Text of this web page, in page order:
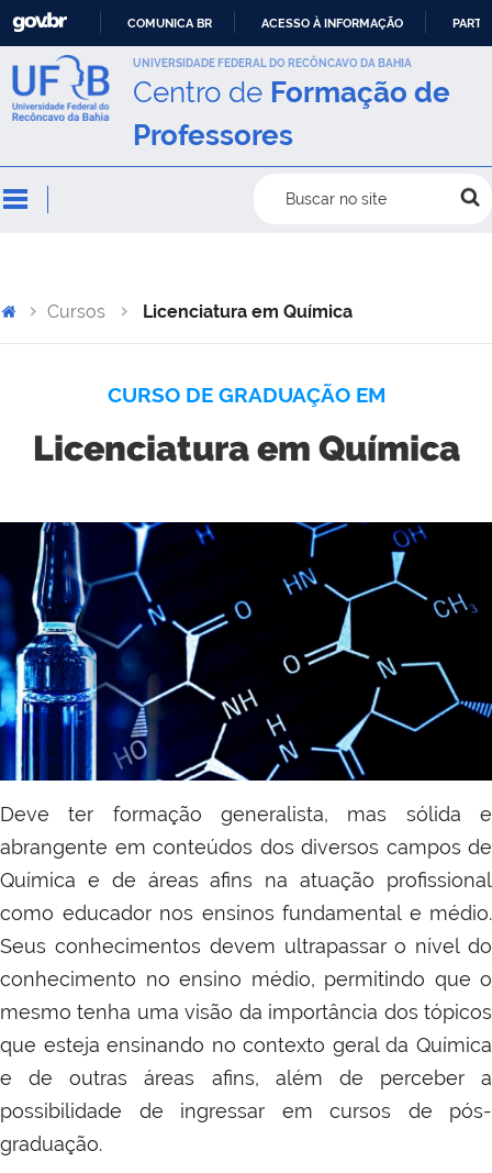
IR
PARA
CONTEÚDO
COMUNICA BR ACESSO À INFORMAÇÃO
UNIVERSIDADE FEDERAL DO RECÔNCAVO DA BAHIA
Centro de Formação de
Professores
Buscar no site
Cursos Licenciatura em Química
CURSO DE GRADUAÇÃO EM
Licenciatura em Química
Deve ter formação generalista, mas sólida e
abrangente em conteúdos dos diversos campos de
Química e de áreas afins na atuação profissional
como educador nos ensinos fundamental e médio.
Seus conhecimentos devem ultrapassar o nível do
conhecimento no ensino médio, permitindo que o
mesmo tenha uma visão da importância dos tópicos
que esteja ensinando no contexto geral da Química
e de outras áreas afins, além de perceber a
possibilidade de ingressar em cursos de pós-
graduação.